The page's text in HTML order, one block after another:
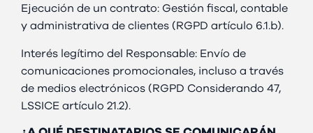
Ejecución de un contrato: Gestión fiscal, contable
y administrativa de clientes (RGPD artículo 6.1.b).
Interés legítimo del Responsable: Envío de
comunicaciones promocionales, incluso a través
de medios electrónicos (RGPD Considerando 47,
LSSICE artículo 21.2).